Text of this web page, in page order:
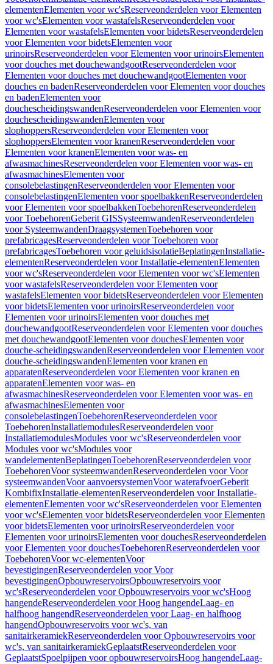
elementenElementen voor wc'sReserveonderdelen voor Elementen
voor wc'sElementen voor wastafelsReserveonderdelen voor
Elementen voor wastafelsElementen voor bidetsReserveonderdelen
voor Elementen voor bidetsElementen voor
urinoirsReserveonderdelen voor Elementen voor urinoirsElementen
voor douches met douchewandgootReserveonderdelen voor
Elementen voor douches met douchewandgootElementen voor
douches en badenReserveonderdelen voor Elementen voor douches
en badenElementen voor
douchescheidingswandenReserveonderdelen voor Elementen voor
douchescheidingswandenElementen voor
slophoppersReserveonderdelen voor Elementen voor
slophoppersElementen voor kranenReserveonderdelen voor
Elementen voor kranenElementen voor was- en
afwasmachinesReserveonderdelen voor Elementen voor was- en
afwasmachinesElementen voor
consolebelastingenReserveonderdelen voor Elementen voor
consolebelastingenElementen voor spoelbakkenReserveonderdelen
voor Elementen voor spoelbakkenToebehorenReserveonderdelen
voor ToebehorenGeberit GISSysteemwandenReserveonderdelen
voor SysteemwandenDraagsystemenToebehoren voor
prefabricagesReserveonderdelen voor Toebehoren voor
prefabricagesToebehoren voor geluidsisolatieBeplatingenInstallatie-
elementenReserveonderdelen voor Installatie-elementenElementen
voor wc'sReserveonderdelen voor Elementen voor wc'sElementen
voor wastafelsReserveonderdelen voor Elementen voor
wastafelsElementen voor bidetsReserveonderdelen voor Elementen
voor bidetsElementen voor urinoirsReserveonderdelen voor
Elementen voor urinoirsElementen voor douches met
douchewandgootReserveonderdelen voor Elementen voor douches
met douchewandgootElementen voor douchesElementen voor
douche-scheidingswandenReserveonderdelen voor Elementen voor
douche-scheidingswandenElementen voor kranen en
apparatenReserveonderdelen voor Elementen voor kranen en
apparatenElementen voor was- en
afwasmachinesReserveonderdelen voor Elementen voor was- en
afwasmachinesElementen voor
consolebelastingenToebehorenReserveonderdelen voor
ToebehorenInstallatiemodulesReserveonderdelen voor
InstallatiemodulesModules voor wc'sReserveonderdelen voor
Modules voor wc'sModules voor
wandelementenBeplatingenToebehorenReserveonderdelen voor
ToebehorenVoor systeemwandenReserveonderdelen voor Voor
systeemwandenVoor aanvoersystemenVoor waterafvoerGeberit
KombifixInstallatie-elementenReserveonderdelen voor Installatie-
elementenElementen voor wc'sReserveonderdelen voor Elementen
voor wc'sElementen voor bidetsReserveonderdelen voor Elementen
voor bidetsElementen voor urinoirsReserveonderdelen voor
Elementen voor urinoirsElementen voor douchesReserveonderdelen
voor Elementen voor douchesToebehorenReserveonderdelen voor
ToebehorenVoor wc-elementenVoor
bevestigingenReserveonderdelen voor Voor
bevestigingenOpbouwreservoirsOpbouwreservoirs voor
wc'sReserveonderdelen voor Opbouwreservoirs voor wc'sHoog
hangendeReserveonderdelen voor Hoog hangendeLaag- en
halfhoog hangendReserveonderdelen voor Laag- en halfhoog
hangendOpbouwreservoirs voor wc's, van
sanitairkeramiekReserveonderdelen voor Opbouwreservoirs voor
wc's, van sanitairkeramiekGeplaatstReserveonderdelen voor
GeplaatstSpoelpijpen voor opbouwreservoirsHoog hangendeLaag-